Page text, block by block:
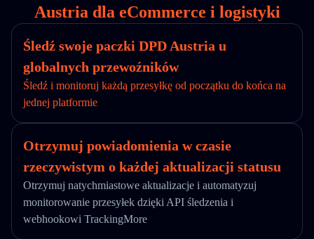
Austria dla eCommerce i logistyki
Śledź swoje paczki DPD Austria u
globalnych przewoźników
Śledź i monitoruj każdą przesyłkę od początku do końca na
jednej platformie
Otrzymuj powiadomienia w czasie
rzeczywistym o każdej aktualizacji statusu
Otrzymuj natychmiastowe aktualizacje i automatyzuj
monitorowanie przesyłek dzięki API śledzenia i
webhookowi TrackingMore